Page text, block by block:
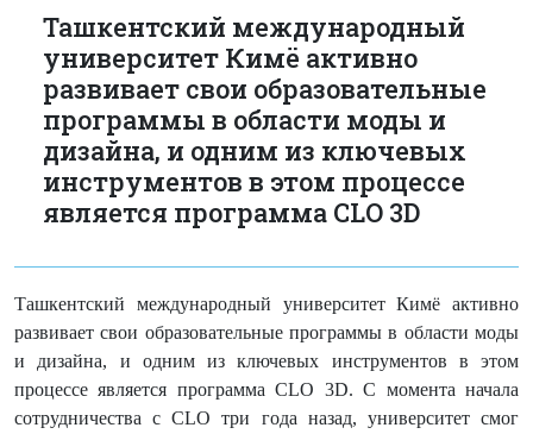
Ташкентский международный
университет Кимё активно
развивает свои образовательные
программы в области моды и
дизайна, и одним из ключевых
инструментов в этом процессе
является программа CLO 3D
Ташкентский международный университет Кимё активно
развивает свои образовательные программы в области моды
и дизайна, и одним из ключевых инструментов в этом
процессе является программаCLO 3D. С момента начала
сотрудничества сCLO три года назад, университет смог